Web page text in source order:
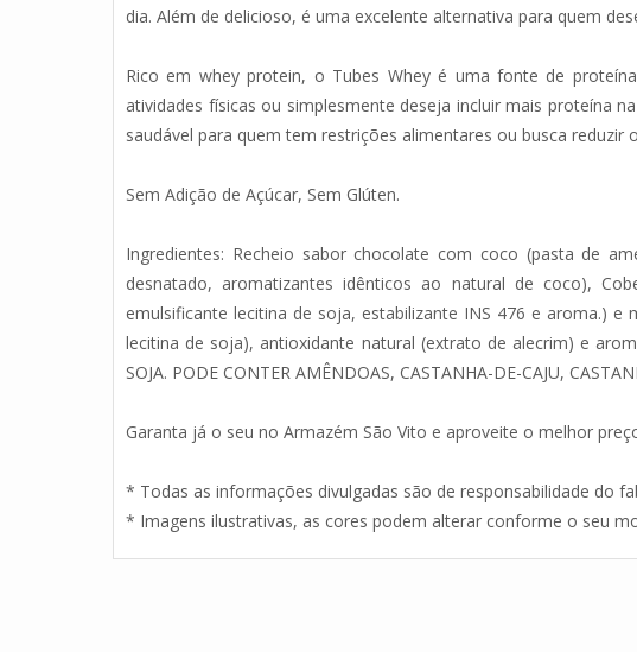
dia. Além de delicioso, é uma excelente alternativa para quem
Rico em whey protein, o Tubes Whey é uma fonte de
atividades físicas ou simplesmente deseja incluir mais proteína
saudável para quem tem restrições alimentares ou busca reduzir
Sem Adição de Açúcar, Sem Glúten.
Ingredientes: Recheio sabor chocolate com coco (pasta de
desnatado, aromatizantes idênticos ao natural de coco),
emulsificante lecitina de soja, estabilizante INS 476 e aroma.)
lecitina de soja), antioxidante natural (extrato de alecrim) e
SOJA. PODE CONTER AMÊNDOAS, CASTANHA-DE-CAJU,
Garanta já o seu no Armazém São Vito e aproveite o melhor
* Todas as informações divulgadas são de responsabilidade do
* Imagens ilustrativas, as cores podem alterar conforme o seu